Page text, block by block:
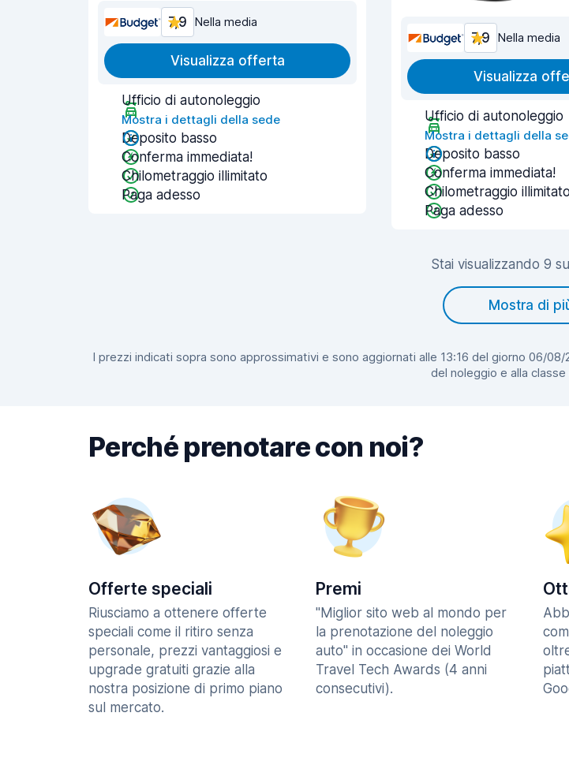
7,9 Nella media
Visualizza offerta
Ufficio di autonoleggio
Mostra i dettagli della sede
Deposito basso
Conferma immediata!
Chilometraggio illimitato
Paga adesso
7,9 Nella media
Visualizza
Ufficio di autonoleggio
Mostra i dettagli della
Deposito basso
Conferma immediata!
Chilometraggio illimitato
Paga adesso
Stai visualizzando 9
Mostra di
I prezzi indicati sopra sono approssimativi e sono aggiornati alle 13:16 del giorno 06/
del noleggio e alla
Perché prenotare con noi?
Offerte speciali
Riusciamo a ottenere offerte
speciali come il ritiro senza
personale, prezzi vantaggiosi e
upgrade gratuiti grazie alla
nostra posizione di primo piano
sul mercato.
Premi
"Miglior sito web al mondo per
la prenotazione del noleggio
auto" in occasione dei World
Travel Tech Awards (4 anni
consecutivi).